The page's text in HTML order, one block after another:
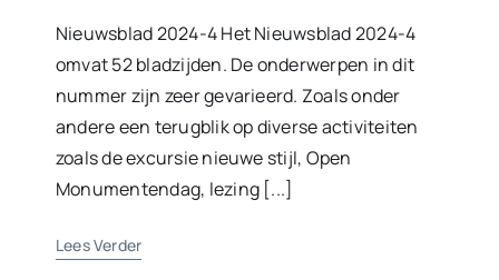
Nieuwsblad 2024-4 Het Nieuwsblad 2024-4
omvat 52 bladzijden. De onderwerpen in dit
nummer zijn zeer gevarieerd. Zoals onder
andere een terugblik op diverse activiteiten
zoals de excursie nieuwe stijl, Open
Monumentendag, lezing [...]
Lees Verder